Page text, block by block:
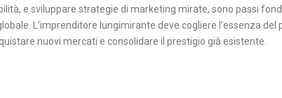
e sviluppare strategie di marketing mirate, sono passi
L’imprenditore lungimirante deve cogliere l’essenza
nuovi mercati e consolidare il prestigio già esistente.